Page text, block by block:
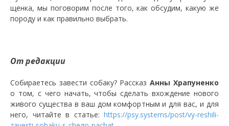
щенка, мы поговорим после того, как обсудим, какую же
породу и как правильно выбрать.
От редакции
Собираетесь завести собаку? РассказАнны Храпуненко
о том, с чего начать, чтобы сделать вхождение нового
живого существа в ваш дом комфортным и для вас, и для
него, читайте в статье: https://psy.systems/post/vy-reshili-